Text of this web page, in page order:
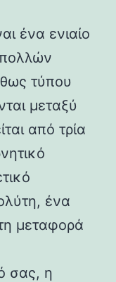
ένα ενιαίο
τύπου
μεταξύ
από τρία
ένα
μεταφορά
σας, η